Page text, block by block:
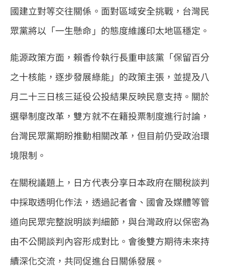
國建立對等交往關係。面對區域安全挑戰，台灣民
眾黨將以「一生懸命」的態度維護印太地區穩定。
能源政策方面，賴香伶執行長重申該黨「保留百分
之十核能，逐步發展綠能」的政策主張，並提及八
月二十三日核三延役公投結果反映民意支持。關於
選舉制度改革，雙方就不在籍投票制度進行討論，
台灣民眾黨期盼推動相關改革，但目前仍受政治環
境限制。
在關稅議題上，日方代表分享日本政府在關稅談判
中採取透明化作法，透過記者會、國會及媒體等管
道向民眾完整說明談判細節，與台灣政府以保密為
由不公開談判內容形成對比。會後雙方期待未來持
續深化交流，共同促進台日關係發展。